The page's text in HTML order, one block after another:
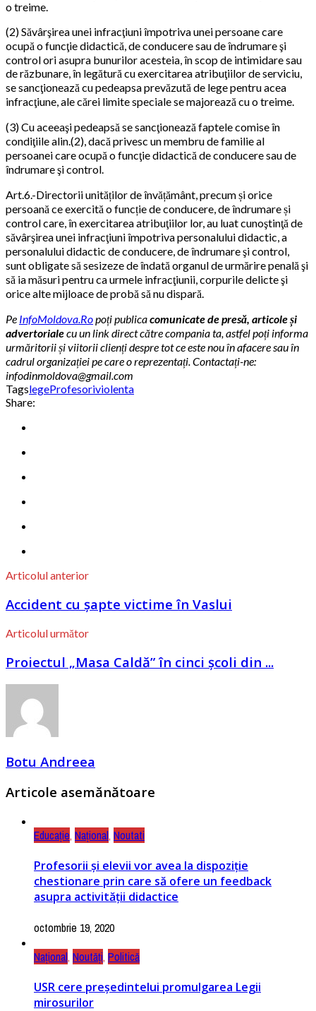
o treime.
(2) Săvârşirea unei infracţiuni împotriva unei persoane care
ocupă o funcţie didactică, de conducere sau de îndrumare şi
control ori asupra bunurilor acesteia, în scop de intimidare sau
de răzbunare, în legătură cu exercitarea atribuţiilor de serviciu,
se sancţionează cu pedeapsa prevăzută de lege pentru acea
infracţiune, ale cărei limite speciale se majorează cu o treime.
(3) Cu aceeaşi pedeapsă se sancţionează faptele comise în
condiţiile alin.(2), dacă privesc un membru de familie al
persoanei care ocupă o funcţie didactică de conducere sau de
îndrumare şi control.
Art.6.-Directorii unităților de învățământ, precum și orice
persoană ce exercită o funcție de conducere, de îndrumare și
control care, în exercitarea atribuţiilor lor, au luat cunoştinţă de
săvârşirea unei infracţiuni împotriva personalului didactic, a
personalului didactic de conducere, de îndrumare şi control,
sunt obligate să sesizeze de îndată organul de urmărire penală şi
să ia măsuri pentru ca urmele infracţiunii, corpurile delicte şi
orice alte mijloace de probă să nu dispară.
Pe InfoMoldova.Ropoți publicacomunicate de presă, articole și
advertorialecu un link direct către compania ta, astfel poți informa
urmăritorii și viitorii clienți despre tot ce este nou în afacere sau în
cadrul organizației pe care o reprezentați. Contactați-ne:
infodinmoldova@gmail.com
TagslegeProfesoriviolenta
Share:
Articolul anterior
Accident cu șapte victime în Vaslui
Articolul următor
Proiectul „Masa Caldă” în cinci școli din ...
Botu Andreea
Articole asemănătoare
Educație, Național, Noutati
Profesorii și elevii vor avea la dispoziție
chestionare prin care să ofere un feedback
asupra activității didactice
octombrie 19, 2020
Național, Noutăți, Politică
USR cere președintelui promulgarea Legii
mirosurilor